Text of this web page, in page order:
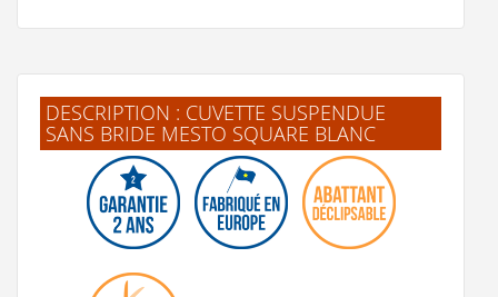
DESCRIPTION : CUVETTE SUSPENDUE
SANS BRIDE MESTO SQUARE BLANC